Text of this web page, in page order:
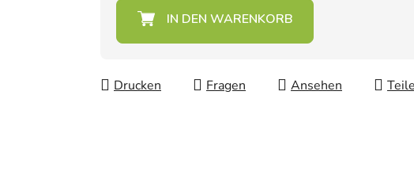
Verkaufspreis:
Drucken Fragen Ansehen